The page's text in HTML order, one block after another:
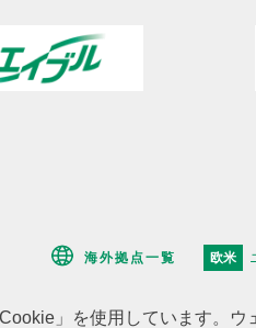
」を使用しています。ウ
海外拠点一覧 欧米